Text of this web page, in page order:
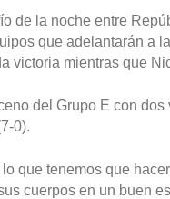
de la noche entre
que adelantarán a
victoria mientras que
del Grupo E con
0).
que tenemos que
cuerpos en un buen